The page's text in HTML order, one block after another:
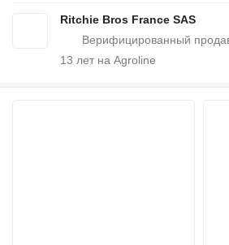
Ritchie Bros France SAS
13 лет на Agroline